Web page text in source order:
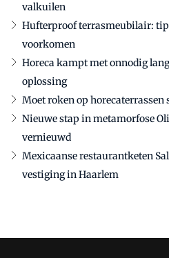
valkuilen
Hufterproof terrasmeubilair:
voorkomen
Horeca kampt met onnodig
oplossing
Moet roken op
Nieuwe stap in metamorfose
vernieuwd
Mexicaanse restaurantketen
vestiging in Haarlem